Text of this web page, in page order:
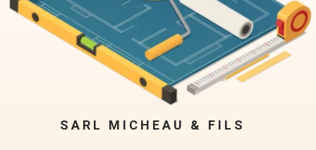
SARL MICHEAU & FILS